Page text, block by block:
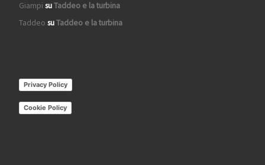
Giampi suTaddeo e la turbina
Taddeo suTaddeo e la turbina
Privacy Policy
Cookie Policy